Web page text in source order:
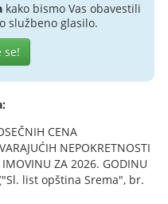
kako bismo Vas obavestili
službeno glasilo.
se!
CENA
NEPOKRETNOSTI
IMOVINU ZA 2026. GODINU
("Sl. list opština Srema", br.